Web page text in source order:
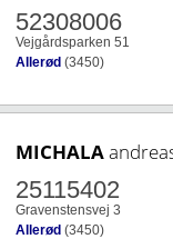
52308006
Vejgårdsparken 51
Allerød (3450)
MICHALA
25115402
Gravenstensvej 3
Allerød (3450)